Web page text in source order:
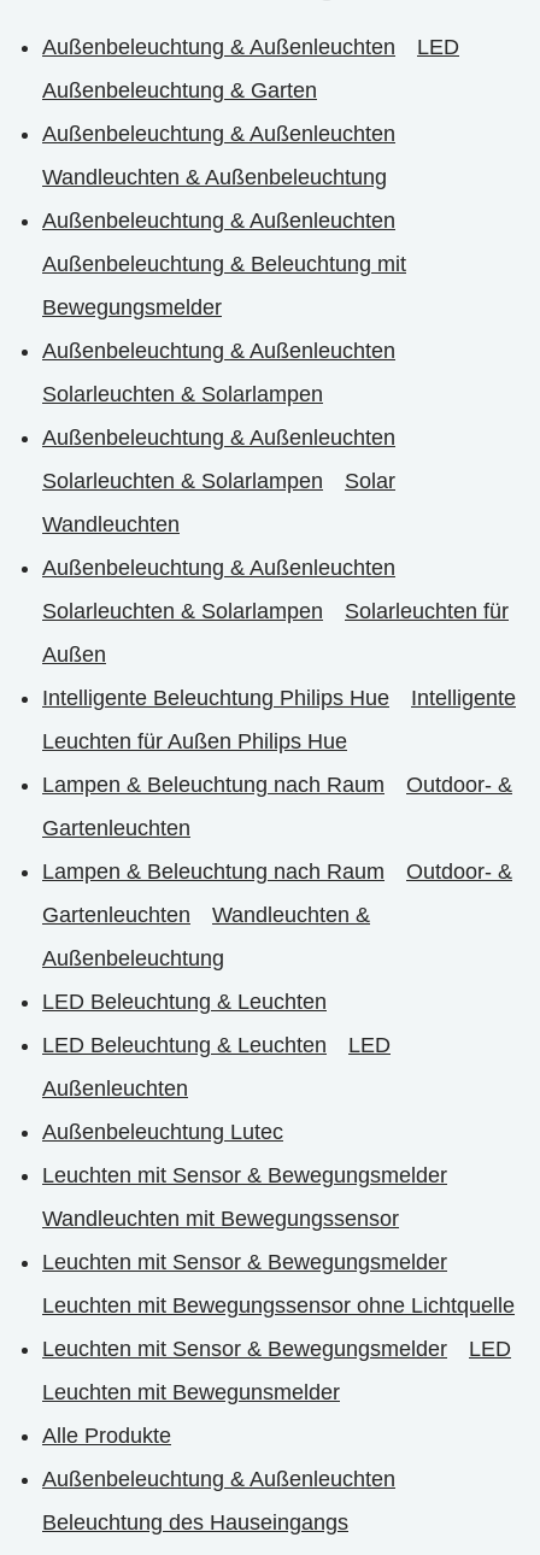
Außenbeleuchtung & Außenleuchten
LED
Außenbeleuchtung & Garten
Außenbeleuchtung & Außenleuchten
Wandleuchten & Außenbeleuchtung
Außenbeleuchtung & Außenleuchten
Außenbeleuchtung & Beleuchtung mit
Bewegungsmelder
Außenbeleuchtung & Außenleuchten
Solarleuchten & Solarlampen
Außenbeleuchtung & Außenleuchten
Solarleuchten & Solarlampen
Solar
Wandleuchten
Außenbeleuchtung & Außenleuchten
Solarleuchten & Solarlampen
Solarleuchten für
Außen
Intelligente Beleuchtung Philips Hue
Intelligente
Leuchten für Außen Philips Hue
Lampen & Beleuchtung nach Raum
Outdoor- &
Gartenleuchten
Lampen & Beleuchtung nach Raum
Outdoor- &
Gartenleuchten
Wandleuchten &
Außenbeleuchtung
LED Beleuchtung & Leuchten
LED Beleuchtung & Leuchten
LED
Außenleuchten
Außenbeleuchtung Lutec
Leuchten mit Sensor & Bewegungsmelder
Wandleuchten mit Bewegungssensor
Leuchten mit Sensor & Bewegungsmelder
Leuchten mit Bewegungssensor ohne Lichtquelle
Leuchten mit Sensor & Bewegungsmelder
LED
Leuchten mit Bewegunsmelder
Alle Produkte
Außenbeleuchtung & Außenleuchten
Beleuchtung des Hauseingangs